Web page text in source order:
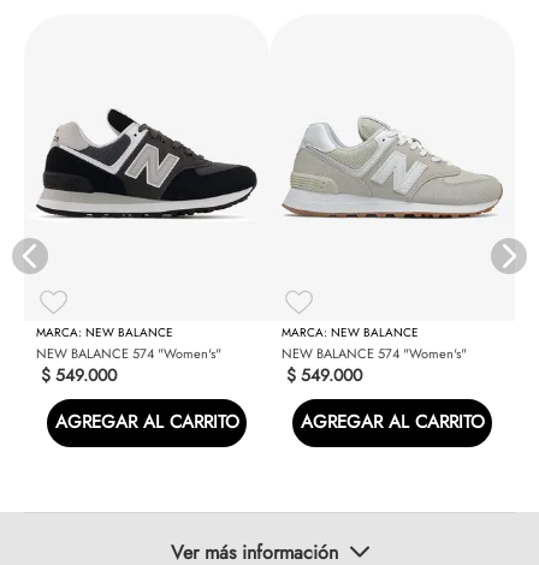
NEW BALANCE
NEW BALANCE 574 "Women's"
$ 549.000
AGREGAR AL CARRITO
NEW BALANCE
NEW BALANCE 574 "Women's"
$ 549.000
AGREGAR AL CARRITO